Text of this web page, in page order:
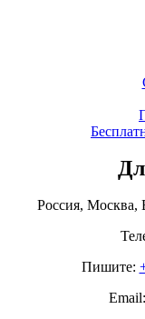
Россия, Москва,
Пишите:
Email: